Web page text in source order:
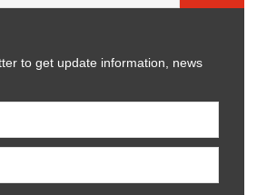
to get update information, news